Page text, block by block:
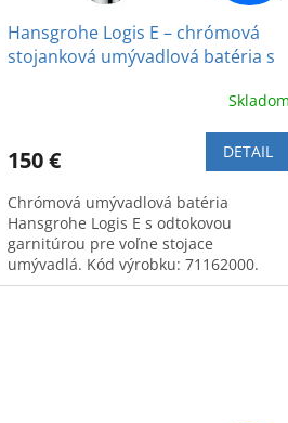
Hansgrohe Logis E – chrómová
stojanková umývadlová batéria s
Skladom
150 € DETAIL
Chrómová umývadlová batéria
Hansgrohe Logis E s odtokovou
garnitúrou pre voľne stojace
umývadlá. Kód výrobku: 71162000.